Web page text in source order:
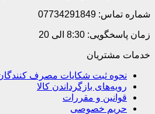
شماره تماس: 07734291849
زمان پاسخگویی: 8:30 الی 20
خدمات مشتریان
نحوه ثبت شکایات مصرف
رویه‌های بازگرداندن کالا
قوانین و مقررات
حریم خصوصی